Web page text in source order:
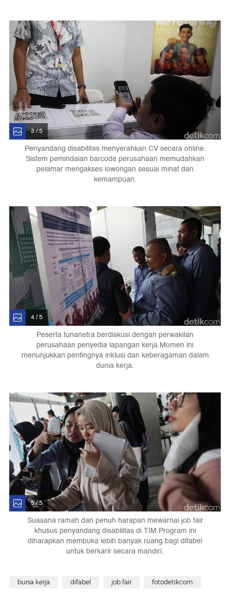
3 / 5
Penyandang disabilitas menyerahkan CV secara online.
Sistem pemindaian barcode perusahaan memudahkan
pelamar mengakses lowongan sesuai minat dan
kemampuan.
4 / 5
Peserta tunanetra berdiskusi dengan perwakilan
perusahaan penyedia lapangan kerja. Momen ini
menunjukkan pentingnya inklusi dan keberagaman dalam
dunia kerja.
5 / 5
Suasana ramah dan penuh harapan mewarnai job fair
khusus penyandang disabilitas di TIM. Program ini
diharapkan membuka lebih banyak ruang bagi difabel
untuk berkarir secara mandiri.
bursa kerja difabel job fair fotodetikcom